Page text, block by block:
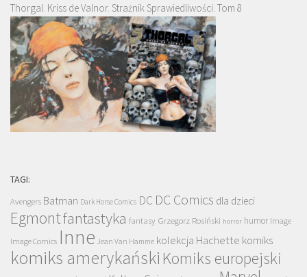
Thorgal. Kriss de Valnor. Strażnik Sprawiedliwości. Tom 8
TAGI:
Avengers Batman Dark Horse Comics DC DC Comics dla dzieci
Egmontfantastyka fantasy Grzegorz Rosiński horror humor Image
Image Comics Inne Jean Van Hamme kolekcja Hachette komiks
komiks amerykański Komiks europejski